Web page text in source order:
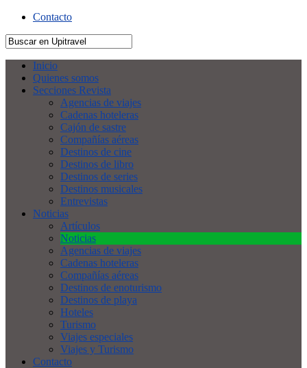
Contacto
Inicio
Quienes somos
Secciones Revista
Agencias de viajes
Cadenas hoteleras
Cajón de sastre
Compañías aéreas
Destinos de cine
Destinos de libro
Destinos de series
Destinos musicales
Entrevistas
Noticias
Artículos
Noticias
Agencias de viajes
Cadenas hoteleras
Compañías aéreas
Destinos de enoturismo
Destinos de playa
Hoteles
Turismo
Viajes especiales
Viajes y Turismo
Contacto